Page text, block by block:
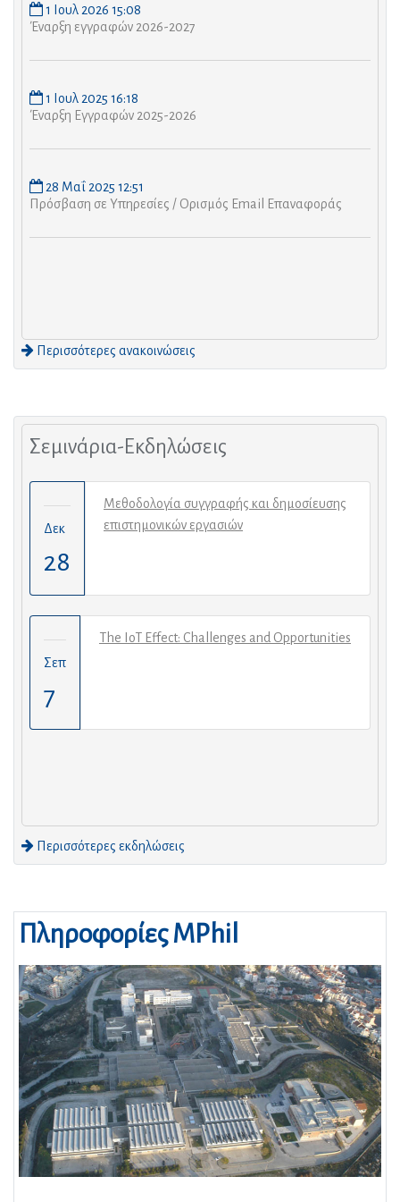
1 Ιουλ 2026 15:08
1 Ιουλ 2025 16:18
28 Μαΐ 2025 12:51
Περισσότερες ανακοινώσεις
Μεθοδολογία συγγραφής και δημοσίευσης
7
Περισσότερες εκδηλώσεις
Πληροφορίες MPhil